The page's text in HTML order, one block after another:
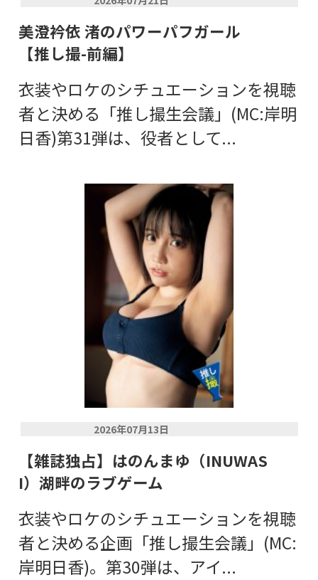
美澄衿依 渚のパワーパフガール
【推し撮-前編】
衣装やロケのシチュエーションを視聴
者と決める「推し撮生会議」(MC:岸明
日香)第31弾は、役者として...
2026年07月13日
【雑誌独占】はのんまゆ（INUWAS
I）湖畔のラブゲーム
衣装やロケのシチュエーションを視聴
者と決める企画「推し撮生会議」(MC:
岸明日香)。第30弾は、アイ...